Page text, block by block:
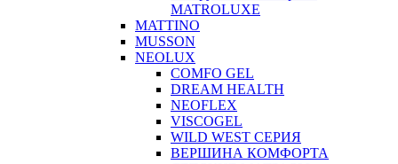
MATROLUXE
MATTINO
MUSSON
NEOLUX
COMFO GEL
DREAM HEALTH
NEOFLEX
VISCOGEL
WILD WEST СЕРИЯ
ВЕРШИНА КОМФОРТА